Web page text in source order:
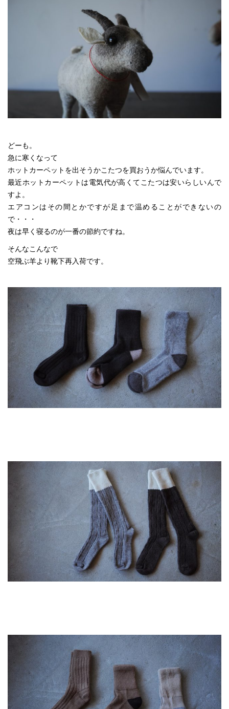
どーも。
急に寒くなって
ホットカーペットを出そうかこたつを買おうか悩んでいます。
最近ホットカーペットは電気代が高くてこたつは安いらしいんで
すよ。
エアコンはその間とかですが足まで温めることができないの
で・・・
夜は早く寝るのが一番の節約ですね。
そんなこんなで
空飛ぶ羊より靴下再入荷です。